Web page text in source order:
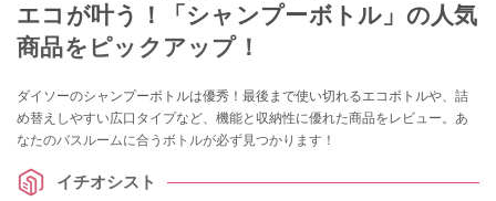
エコが叶う！「シャンプーボトル」の人気
商品をピックアップ！
ダイソーのシャンプーボトルは優秀！最後まで使い切れるエコボトルや、詰
め替えしやすい広口タイプなど、機能と収納性に優れた商品をレビュー。あ
なたのバスルームに合うボトルが必ず見つかります！
イチオシスト